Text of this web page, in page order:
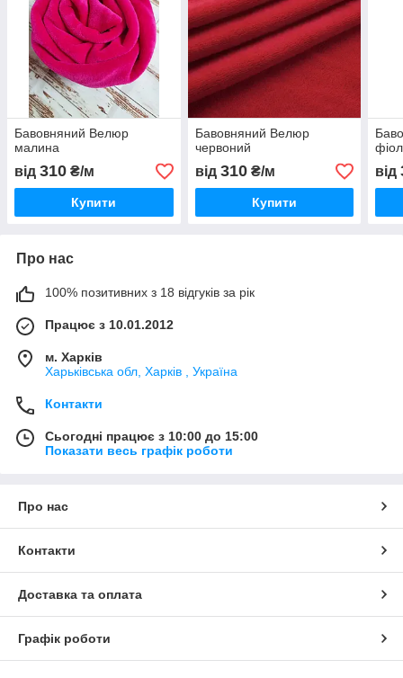
Бавовняний Велюр
малина
від 310 ₴/м
Купити
Бавовняний Велюр
червоний
від 310₴/м
Купити
від
Про нас
100% позитивних з 18 відгуків за рік
Працює з 10.01.2012
м. Харків
Харьківська обл, Харків , Україна
Контакти
Сьогодні працює з 10:00 до 15:00
Показати весь графік роботи
Про нас
Контакти
Доставка та оплата
Графік роботи